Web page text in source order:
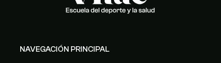
NAVEGACIÓN PRINCIPAL